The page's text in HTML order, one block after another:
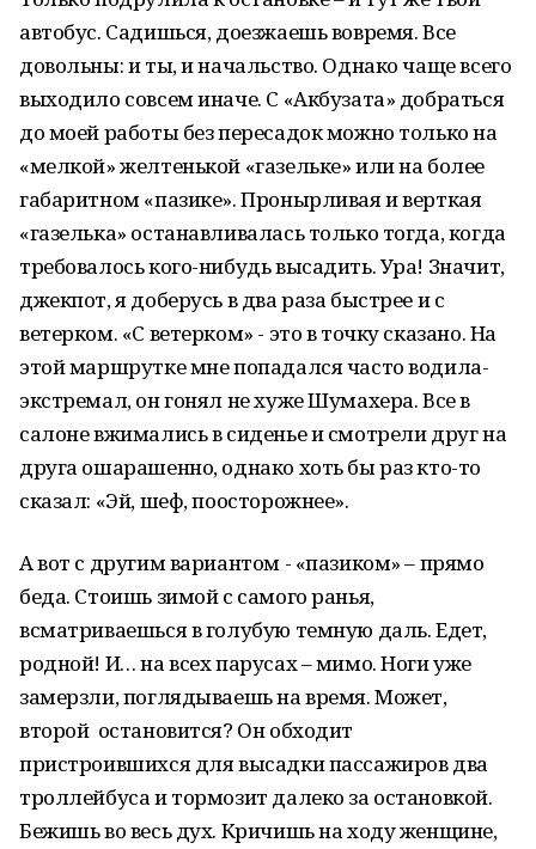
автобус. Садишься, доезжаешь вовремя. Все
довольны: и ты, и начальство. Однако чаще всего
выходило совсем иначе. С «Акбузата» добраться
до моей работы без пересадок можно только на
«мелкой» желтенькой «газельке» или на более
габаритном «пазике». Пронырливая и верткая
«газелька» останавливалась только тогда, когда
требовалось кого-нибудь высадить. Ура! Значит,
джекпот, я доберусь в два раза быстрее и с
ветерком. «С ветерком» - это в точку сказано. На
этой маршрутке мне попадался часто водила-
экстремал, он гонял не хуже Шумахера. Все в
салоне вжимались в сиденье и смотрели друг на
друга ошарашенно, однако хоть бы раз кто-то
сказал: «Эй, шеф, поосторожнее».
А вот с другим вариантом - «пазиком» – прямо
беда. Стоишь зимой с самого ранья,
всматриваешься в голубую темную даль. Едет,
родной! И… на всех парусах – мимо. Ноги уже
замерзли, поглядываешь на время. Может,
второй остановится? Он обходит
пристроившихся для высадки пассажиров два
троллейбуса и тормозит далеко за остановкой.
Бежишь во весь дух. Кричишь на ходу женщине,